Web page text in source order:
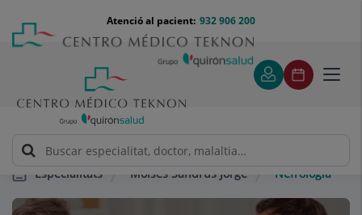
contingut
Menú
teléfono
cabecera
932 906 200
Atenció al pacient:
Especialitats Moisés Sandrús Jorge Nefrología